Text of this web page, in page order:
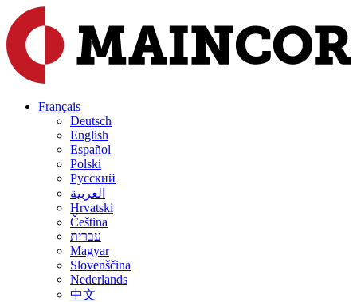
Français
Deutsch
English
Español
Polski
Русский
العربية
Hrvatski
Čeština
עברית
Magyar
Slovenščina
Nederlands
中文